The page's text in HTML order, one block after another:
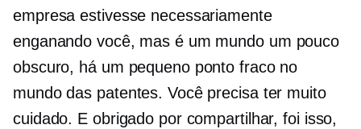
empresa estivesse necessariamente
enganando você, mas é um mundo um pouco
obscuro, há um pequeno ponto fraco no
mundo das patentes. Você precisa ter muito
cuidado. E obrigado por compartilhar, foi isso,